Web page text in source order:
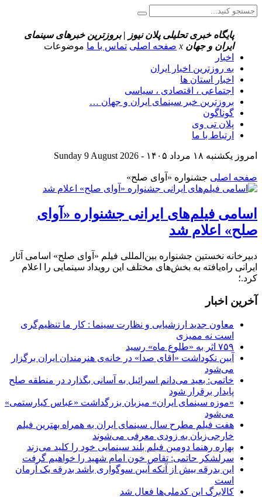
پایگاه خبری تحلیلی پلان نیوز | بروزترین خبرهای سینمای
ایران و جهان x صفحه اصلی تماس با ما موضوعات
اخبار
به روزترین اخبار ایران
اخبار استان ها
اجتماعی ، اقتصادی ، سیاسی
بروزترین خبر سینمای ایران و جهان …
گوناگون
پلان تی وی
ارتباط با ما
امروز یکشنبه ۱۸ مرداد ۱۴۰۵ - Sunday 9 August 2026
صفحه اصلی جشنواره «آوای صلح»
اسامی فیلم‌های ایرانی جشنواره «آوای
صلح» اعلام شد
دبیرخانه نخستین جشنواره بین‌المللی فیلم «آوای صلح» اسامی آثار
ایرانی راه‌یافته به بخش‌های مختلف این رویداد سینمایی را اعلام
کرد.؛
آخرین اخبار
معاون جدید ارزشیابی و نظارت سینما : کار ما تنظیم‌گری
است نه ممیزی
۷۵۹ اثر به «طلوع ماه» رسید
آیین نکوداشت «آقای صدا» در خانه‌ی هنرمندان ایران برگزار
می‌شود
خاتمی: بعید می‌دانم اسرائیل به آسانی بگذارد در منطقه صلح
پایدار برقرار شود
«موزه سینمای ایران» میزبان بزرگداشت «عباس کیارستمی»
می‌شود
هفت فیلم مطرح سال سینمای ایران به همراه بهترین فیلم
خارجی‌زبان به زودی معرفی می‌شوند
بهاره رهنما دومین فیلم بلند سینمایی خود را کلید می‌زند
سرلشکر حاتمی: تقاص خون امام شهید را خواهیم گرفت
این بدرقه بیش از آنکه آیین سوگواری باشد بدرقه یک آرمان
است
کالابرگ این کدملی‌ها فعال شد